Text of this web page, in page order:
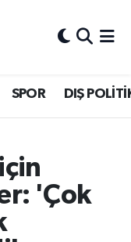
SPOR DIŞ
'Çok